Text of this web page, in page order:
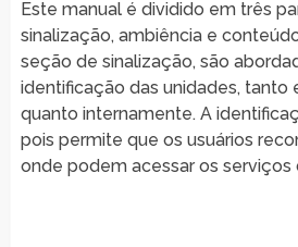
Este manual é dividido em três
sinalização, ambiência e
seção de sinalização, são
identificação das unidades, tanto
quanto internamente. A
pois permite que os usuários
onde podem acessar os serviços